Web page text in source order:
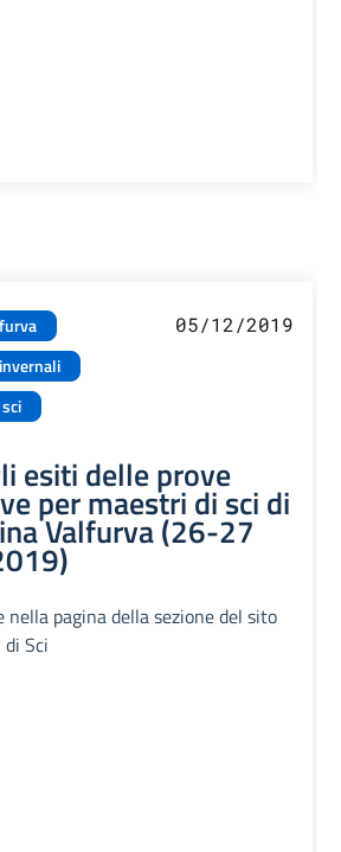
05/12/2019
esiti delle prove
per maestri di sci di
Valfurva (26-27
nella pagina della sezione del sito
Sci